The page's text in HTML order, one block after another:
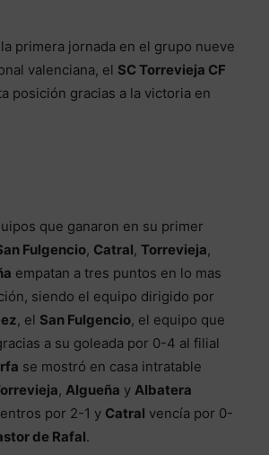
primera jornada en el grupo nueve
valenciana, el SC Torrevieja CF
posición gracias a la victoria en
que ganaron en su primer
Fulgencio, Catral, Torrevieja,
empatan a tres puntos en lo mas
siendo el equipo dirigido por
, el San Fulgencio, el equipo que
a su goleada por 0-4 al filial
se mostró en casa intratable
, Algueña y Albatera
por 2-1 y Catral vencía por 0-
de Rafal.